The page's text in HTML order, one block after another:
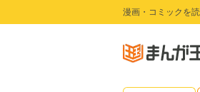
漫画・コミックを